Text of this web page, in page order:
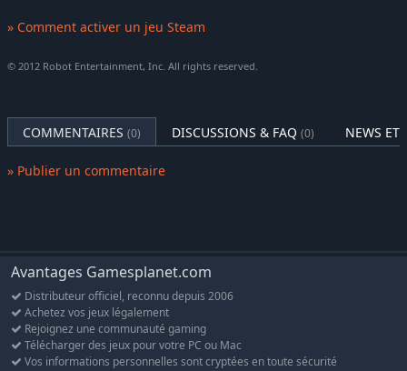
» Comment activer un jeu Steam
© 2012 Robot Entertainment, Inc. All rights reserved.
COMMENTAIRES (0) DISCUSSIONS & FAQ (0) NEWS ET
» Publier un commentaire
Avantages Gamesplanet.com
Distributeur officiel, reconnu depuis 2006
Achetez vos jeux légalement
Rejoignez une communauté gaming
Télécharger des jeux pour votre PC ou Mac
Vos informations personnelles sont cryptées en toute sécurité